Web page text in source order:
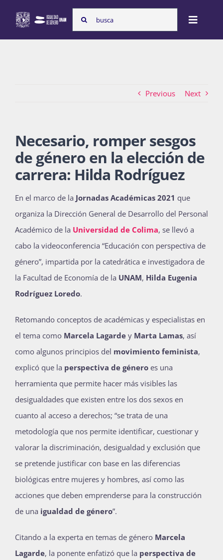
content
Search
for:
Toggle
Programas
Atención de la violencia de género
Cursos
Actividades
Blog
Recursos
Súmate
Publicaciones
Bienvenida generación 2027-1
Previous Next
Necesario, romper sesgos
de género en la elección de
carrera: Hilda Rodríguez
En el marco de la Jornadas Académicas 2021 que
organiza la Dirección General de Desarrollo del Personal
Académico de la Universidad de Colima, se llevó a
cabo la videoconferencia “Educación con perspectiva de
género”, impartida por la catedrática e investigadora de
la Facultad de Economía de la UNAM, Hilda Eugenia
Rodríguez Loredo.
Retomando conceptos de académicas y especialistas en
el tema como Marcela Lagarde y Marta Lamas, así
como algunos principios del movimiento feminista,
explicó que la perspectiva de género es una
herramienta que permite hacer más visibles las
desigualdades que existen entre los dos sexos en
cuanto al acceso a derechos; “se trata de una
metodología que nos permite identificar, cuestionar y
valorar la discriminación, desigualdad y exclusión que
se pretende justificar con base en las diferencias
biológicas entre mujeres y hombres, así como las
acciones que deben emprenderse para la construcción
de una igualdad de género”.
Citando a la experta en temas de género Marcela
Lagarde, la ponente enfatizó que la perspectiva de